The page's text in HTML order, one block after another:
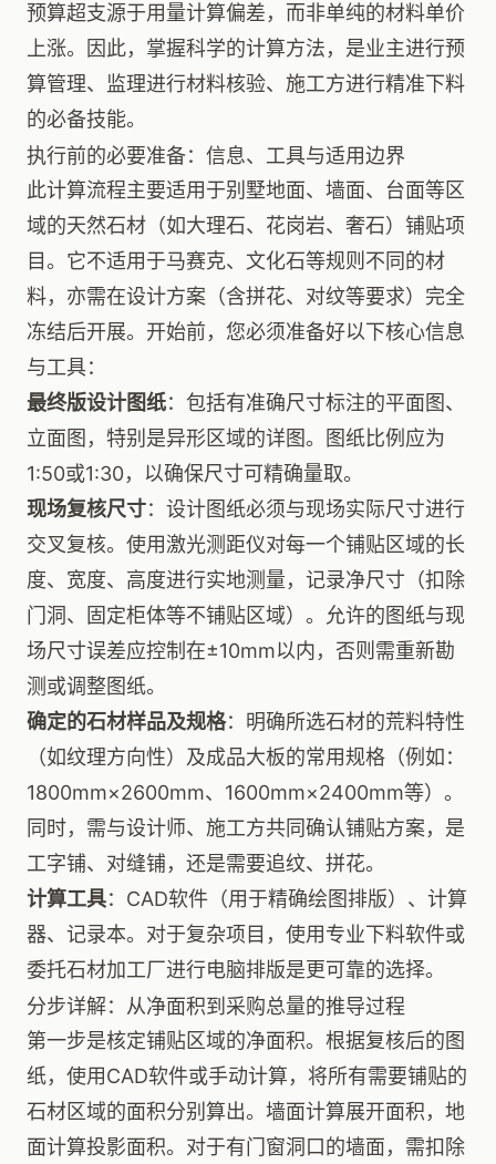
预算超支源于用量计算偏差，而非单纯的材料单价
上涨。因此，掌握科学的计算方法，是业主进行预
算管理、监理进行材料核验、施工方进行精准下料
的必备技能。
执行前的必要准备：信息、工具与适用边界
此计算流程主要适用于别墅地面、墙面、台面等区
域的天然石材（如大理石、花岗岩、奢石）铺贴项
目。它不适用于马赛克、文化石等规则不同的材
料，亦需在设计方案（含拼花、对纹等要求）完全
冻结后开展。开始前，您必须准备好以下核心信息
与工具：
最终版设计图纸：包括有准确尺寸标注的平面图、
立面图，特别是异形区域的详图。图纸比例应为
1:50或1:30，以确保尺寸可精确量取。
现场复核尺寸：设计图纸必须与现场实际尺寸进行
交叉复核。使用激光测距仪对每一个铺贴区域的长
度、宽度、高度进行实地测量，记录净尺寸（扣除
门洞、固定柜体等不铺贴区域）。允许的图纸与现
场尺寸误差应控制在±10mm以内，否则需重新勘
测或调整图纸。
确定的石材样品及规格：明确所选石材的荒料特性
（如纹理方向性）及成品大板的常用规格（例如：
1800mm×2600mm、1600mm×2400mm等）。
同时，需与设计师、施工方共同确认铺贴方案，是
工字铺、对缝铺，还是需要追纹、拼花。
计算工具：CAD软件（用于精确绘图排版）、计算
器、记录本。对于复杂项目，使用专业下料软件或
委托石材加工厂进行电脑排版是更可靠的选择。
分步详解：从净面积到采购总量的推导过程
第一步是核定铺贴区域的净面积。根据复核后的图
纸，使用CAD软件或手动计算，将所有需要铺贴的
石材区域的面积分别算出。墙面计算展开面积，地
面计算投影面积。对于有门窗洞口的墙面，需扣除